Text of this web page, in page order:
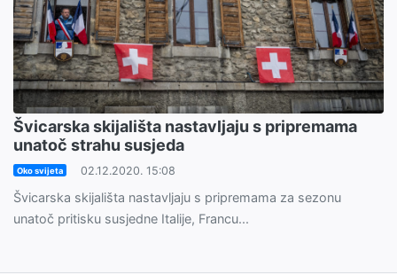
Švicarska skijališta nastavljaju s pripremama
unatoč strahu susjeda
Oko svijeta 02.12.2020. 15:08
Švicarska skijališta nastavljaju s pripremama za sezonu
unatoč pritisku susjedne Italije, Francu...